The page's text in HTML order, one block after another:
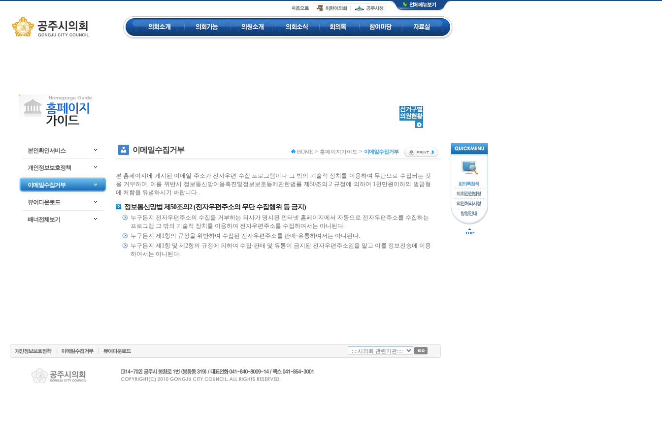
주메뉴 건너뛰기
좌측메뉴 건너뛰기
본인확인서비스
개인정보보호정책
이메일수집거부
뷰어다운로드
배너전체보기
HOME > 홈페이지가이드 > 이메일수집거부
이메일수집거부
본 홈페이지에 게시된 이메일 주소가 전자우편 수집 프로그램이나 그 밖의 기술적 장치를 이용하여 무단으로 수집되는 것
을 거부하며, 이를 위반시 정보통신망이용촉진및정보보호등에관한법률 제50조의 2 규정에 의하여 1천만원이하의 벌금형
에 처함을 유념하시기 바랍니다 .
정보통신망법 제50조의2 (전자우편주소의 무단 수집행위 등 금지)
누구든지 전자우편주소의 수집을 거부하는 의사가 명시된 인터넷 홈페이지에서 자동으로 전자우편주소를 수집하는
프로그램 그 밖의 기술적 장치를 이용하여 전자우편주소를 수집하여서는 아니된다.
누구든지 제1항의 규정을 위반하여 수집된 전자우편주소를 판매·유통하여서는 아니된다.
누구든지 제1항 및 제2항의 규정에 의하여 수집·판매 및 유통이 금지된 전자우편주소임을 알고 이를 정보전송에 이용
하여서는 아니된다.